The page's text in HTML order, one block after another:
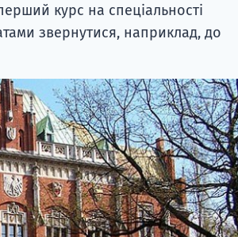
курс на спеціальності
звернутися, наприклад, до